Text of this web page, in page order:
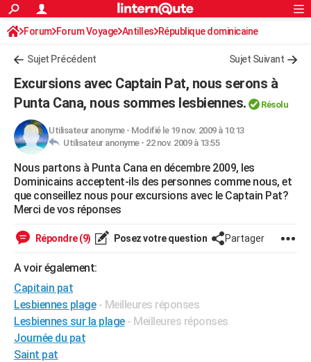
ACTUALITÉS
Politique
Société
Faits Divers
Education
Monde
Villes
+
Programme TV
TNTStreaming
Cinéma
Sorties cinéma
Musique
+FINANCE
Retraite
Impôts
Epargne
Immobilier
Risques naturels par ville
Banque
Assurance
Crédit
AUTO
Essais
Réserver un essai
Citadines
Berlines
SUV
Forum auto
HIGH-TECH
Mobiles
Meilleur smartphone
Internet
Ordinateurs
Jeux vidéo
Guide high-tech
BRICOLAGE
Forum
Aménagement intérieur
Extérieur
Cuisine
Salle de bains
Jardinage
Rangement
WEEK-END
Guides de France
Escapades
Patrimoine
Expositions
Musées
Week-end nature
LIFESTYLE
Art de vivre
Bien-être
Loisirs
Mode
Modes de vie
SANTE
Alimentation
Guide de la santé
Maladies
Médicaments
Sommeil
VOYAGE
Destinations
City break
Voyage nature
Voyage de noces
Forum
Climat
+PHOTO
GUIDES D'ACHAT
Rechercher
S'inscrire
Connexion
Forum Forum Voyage Antilles République dominicaine
Sujet Précédent Sujet Suivant
Excursions avec Captain Pat, nous serons à
Punta Cana, nous sommes lesbiennes.
Résolu
Utilisateur anonyme- Modifié le 19 nov. 2009 à 10:13
Utilisateur anonyme - 22 nov. 2009 à 13:55
Nous partons à Punta Cana en décembre 2009, les
Dominicains acceptent-ils des personnes comme nous, et
que conseillez nous pour excursions avec le Captain Pat?
Merci de vos réponses
Répondre (9) Posez votre question Partager
A voir également:
Capitain pat
Lesbiennes plage - Meilleures réponses
Lesbiennes sur la plage - Meilleures réponses
Journée du pat
Saint pat